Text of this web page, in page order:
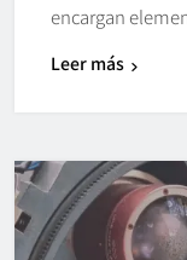
encargan
Leer más